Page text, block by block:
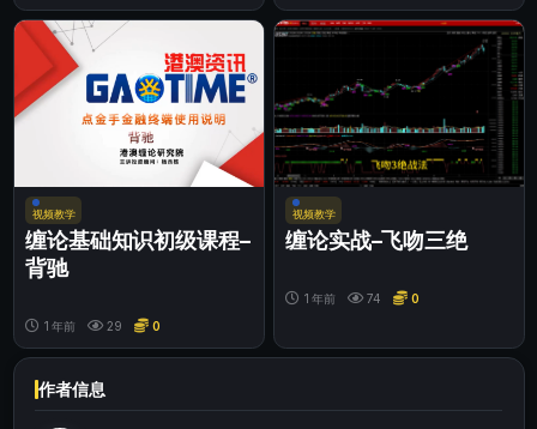
视频教学
缠论基础知识初级课程–
背驰
1 年前 29 0
视频教学
缠论实战–飞吻三绝
1 年前 74 0
作者信息